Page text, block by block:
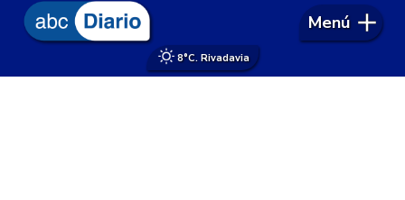
8°C. Rivadavia
Menú